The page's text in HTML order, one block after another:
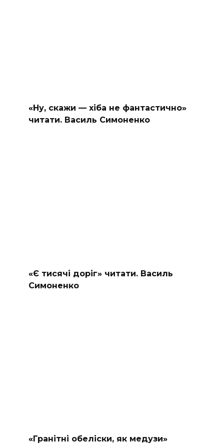
«Ну, скажи — хіба не фантастично»
читати. Василь Симоненко
«Є тисячі доріг» читати. Василь
Симоненко
«Гранітні обеліски, як медузи»